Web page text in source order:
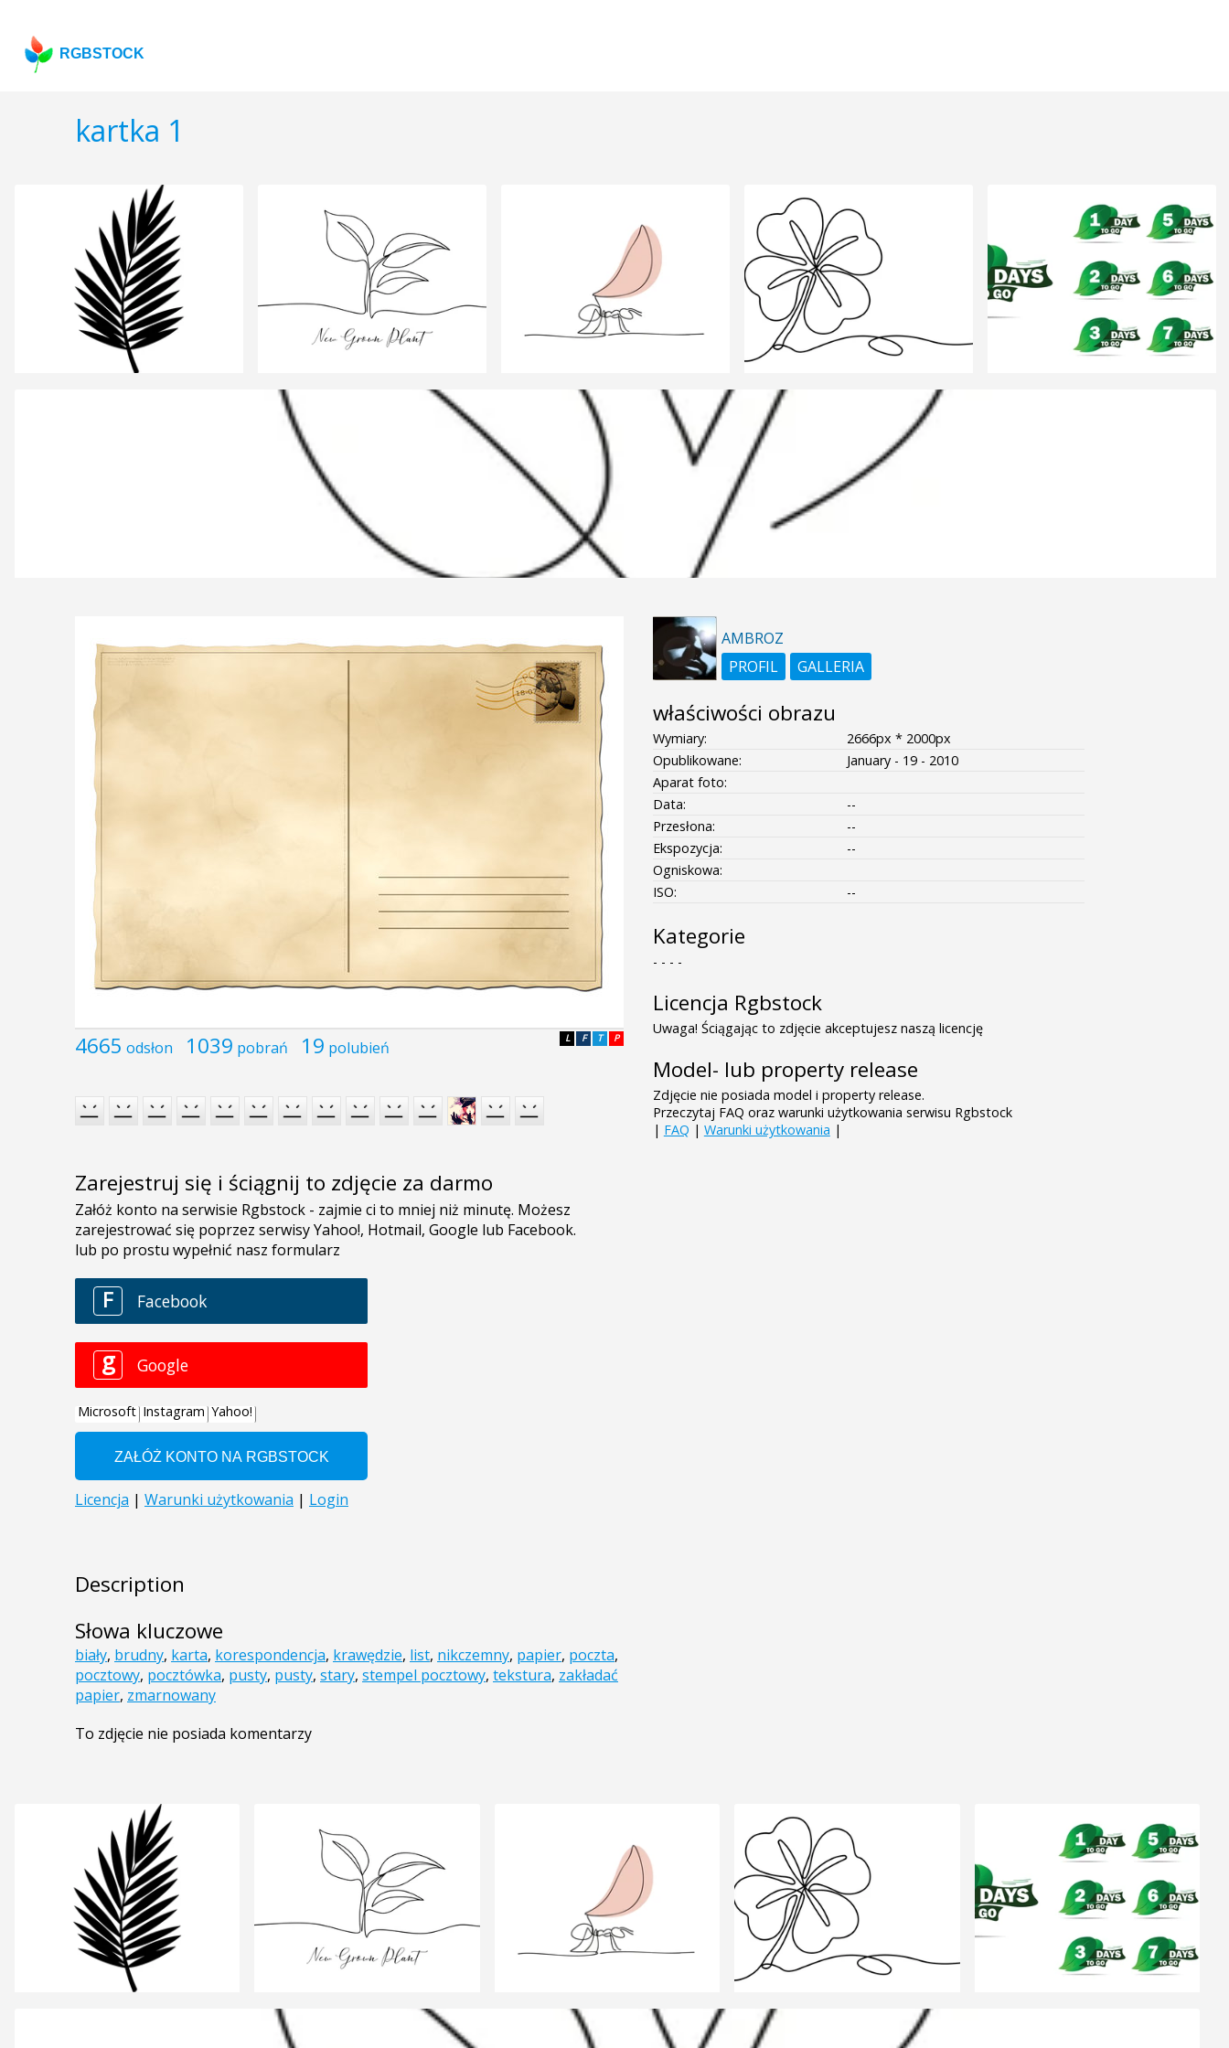
RGBSTOCK
kartka 1
4665 odsłon 1039 pobrań 19 polubień P
T
F
L
Zarejestruj się i ściągnij to zdjęcie za darmo
Description
Słowa kluczowe
biały, brudny, karta, korespondencja, krawędzie, list, nikczemny, papier, poczta,
pocztowy, pocztówka, pusty, pusty, stary, stempel pocztowy, tekstura, zakładać
papier, zmarnowany
To zdjęcie nie posiada komentarzy
AMBROZ
PROFIL
GALLERIA
właściwości obrazu
Wymiary:
2666px * 2000px
Opublikowane:
January - 19 - 2010
Aparat foto:
Data:
--
Przesłona:
--
Ekspozycja:
--
Ogniskowa:
ISO:
--
Kategorie
- - - -
Licencja Rgbstock
Uwaga! Ściągając to zdjęcie akceptujesz naszą licencję
Model- lub property release
Zdjęcie nie posiada model i property release.
Przeczytaj FAQ oraz warunki użytkowania serwisu Rgbstock
| FAQ | Warunki użytkowania |